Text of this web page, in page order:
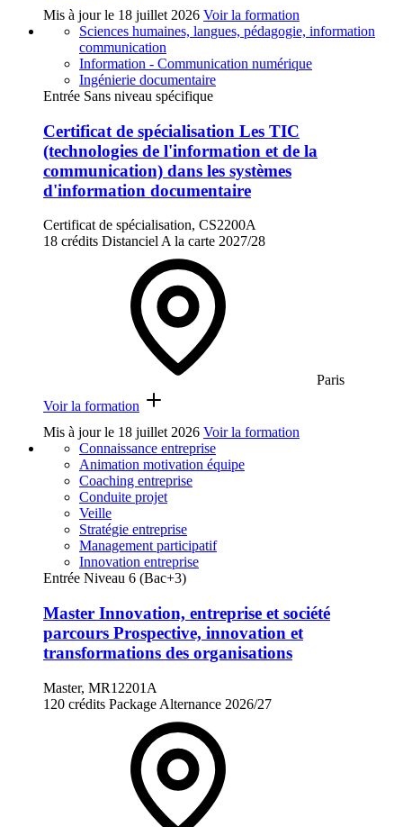
Mis à jour le 18 juillet 2026 Voir la formation
Sciences humaines, langues, pédagogie, information
communication
Information - Communication numérique
Ingénierie documentaire
Entrée Sans niveau spécifique
Certificat de spécialisation Les TIC
(technologies de l'information et de la
communication) dans les systèmes
d'information documentaire
Certificat de spécialisation, CS2200A
18 crédits Distanciel A la carte 2027/28
Paris
Voir la formation
Mis à jour le 18 juillet 2026 Voir la formation
Connaissance entreprise
Animation motivation équipe
Coaching entreprise
Conduite projet
Veille
Stratégie entreprise
Management participatif
Innovation entreprise
Entrée Niveau 6 (Bac+3)
Master Innovation, entreprise et société
parcours Prospective, innovation et
transformations des organisations
Master, MR12201A
120 crédits Package Alternance 2026/27